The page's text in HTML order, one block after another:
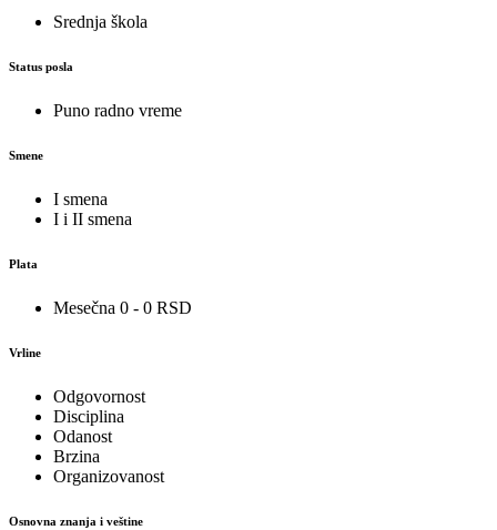
Srednja škola
Status posla
Puno radno vreme
Smene
I smena
I i II smena
Plata
Mesečna 0 - 0 RSD
Vrline
Odgovornost
Disciplina
Odanost
Brzina
Organizovanost
Osnovna znanja i veštine